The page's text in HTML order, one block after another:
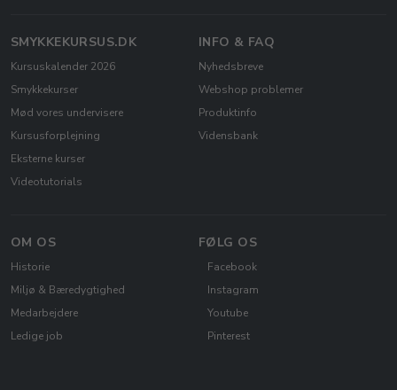
SMYKKEKURSUS.DK
Kursuskalender 2026
Smykkekurser
Mød vores undervisere
Kursusforplejning
Eksterne kurser
Videotutorials
INFO & FAQ
Nyhedsbreve
Webshop problemer
Produktinfo
Vidensbank
OM OS
Historie
Miljø & Bæredygtighed
Medarbejdere
Ledige job
FØLG OS
Facebook
Instagram
Youtube
Pinterest